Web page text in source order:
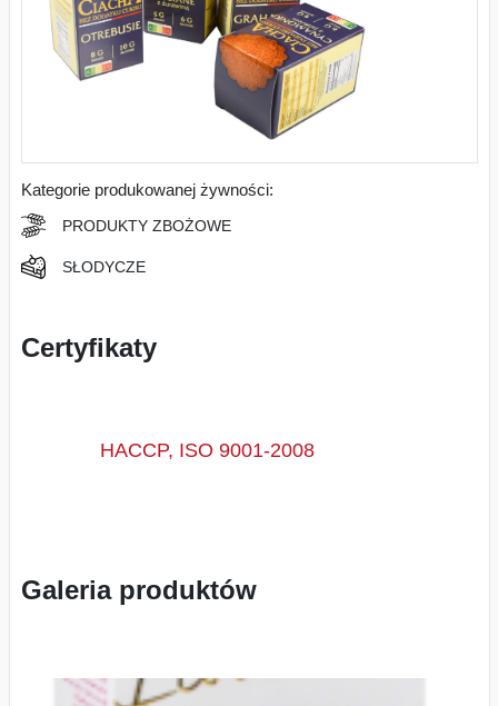
Kategorie produkowanej żywności:
PRODUKTY ZBOŻOWE
SŁODYCZE
Certyfikaty
HACCP, ISO 9001-2008
Galeria produktów